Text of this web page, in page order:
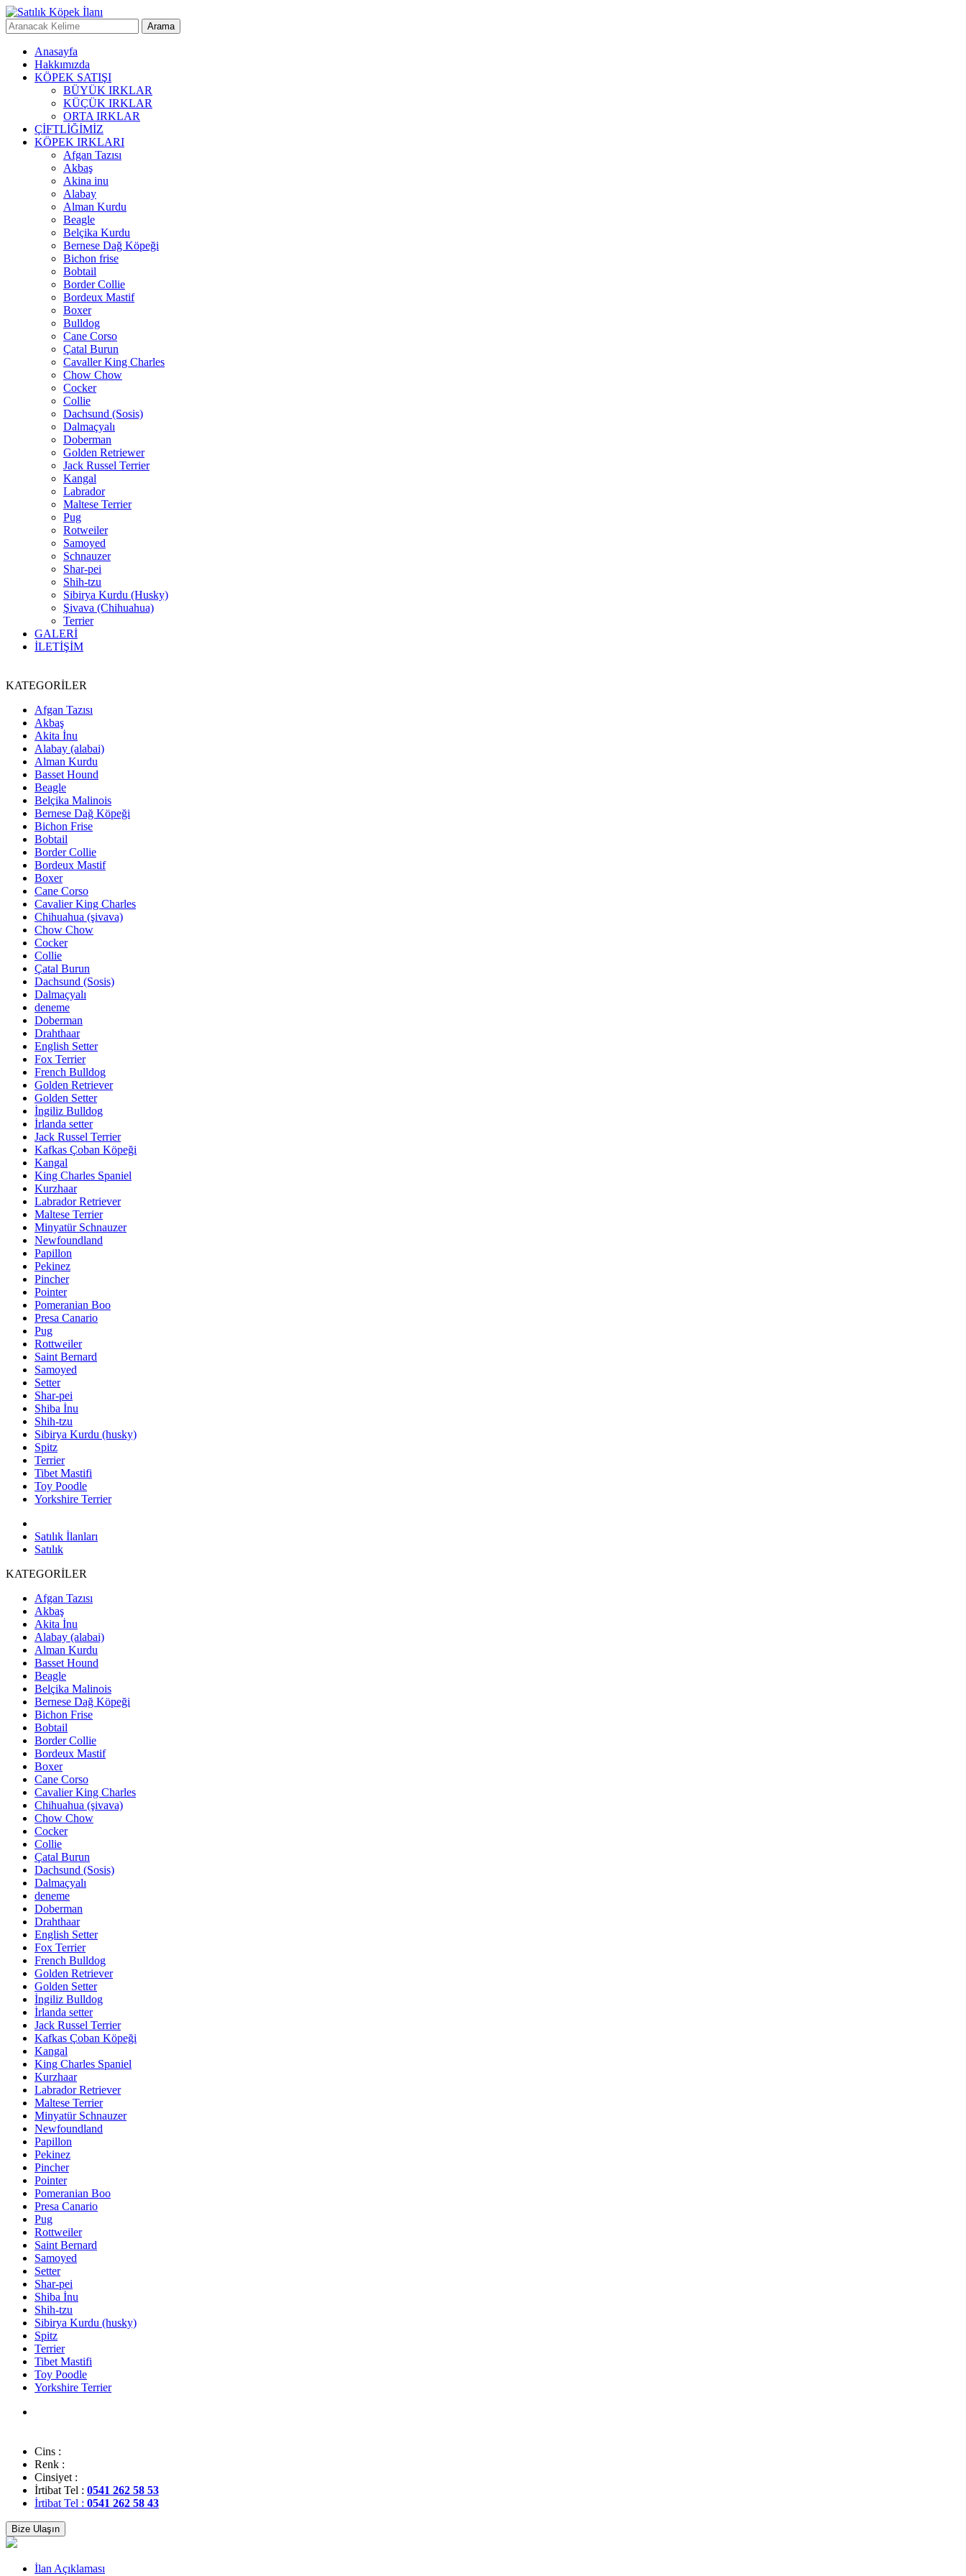
Anasayfa
Hakkımızda
KÖPEK SATIŞI
BÜYÜK IRKLAR
KÜÇÜK IRKLAR
ORTA IRKLAR
ÇİFTLİĞİMİZ
KÖPEK IRKLARI
Afgan Tazısı
Akbaş
Akina inu
Alabay
Alman Kurdu
Beagle
Belçika Kurdu
Bernese Dağ Köpeği
Bichon frise
Bobtail
Border Collie
Bordeux Mastif
Boxer
Bulldog
Cane Corso
Çatal Burun
Cavaller King Charles
Chow Chow
Cocker
Collie
Dachsund (Sosis)
Dalmaçyalı
Doberman
Golden Retriewer
Jack Russel Terrier
Kangal
Labrador
Maltese Terrier
Pug
Rotweiler
Samoyed
Schnauzer
Shar-pei
Shih-tzu
Sibirya Kurdu (Husky)
Şivava (Chihuahua)
Terrier
GALERİ
İLETİŞİM
KATEGORİLER
Afgan Tazısı
Akbaş
Akita İnu
Alabay (alabai)
Alman Kurdu
Basset Hound
Beagle
Belçika Malinois
Bernese Dağ Köpeği
Bichon Frise
Bobtail
Border Collie
Bordeux Mastif
Boxer
Cane Corso
Cavalier King Charles
Chihuahua (şivava)
Chow Chow
Cocker
Collie
Çatal Burun
Dachsund (Sosis)
Dalmaçyalı
deneme
Doberman
Drahthaar
English Setter
Fox Terrier
French Bulldog
Golden Retriever
Golden Setter
İngiliz Bulldog
İrlanda setter
Jack Russel Terrier
Kafkas Çoban Köpeği
Kangal
King Charles Spaniel
Kurzhaar
Labrador Retriever
Maltese Terrier
Minyatür Schnauzer
Newfoundland
Papillon
Pekinez
Pincher
Pointer
Pomeranian Boo
Presa Canario
Pug
Rottweiler
Saint Bernard
Samoyed
Setter
Shar-pei
Shiba İnu
Shih-tzu
Sibirya Kurdu (husky)
Spitz
Terrier
Tibet Mastifi
Toy Poodle
Yorkshire Terrier
Satılık İlanları
Satılık
KATEGORİLER
Afgan Tazısı
Akbaş
Akita İnu
Alabay (alabai)
Alman Kurdu
Basset Hound
Beagle
Belçika Malinois
Bernese Dağ Köpeği
Bichon Frise
Bobtail
Border Collie
Bordeux Mastif
Boxer
Cane Corso
Cavalier King Charles
Chihuahua (şivava)
Chow Chow
Cocker
Collie
Çatal Burun
Dachsund (Sosis)
Dalmaçyalı
deneme
Doberman
Drahthaar
English Setter
Fox Terrier
French Bulldog
Golden Retriever
Golden Setter
İngiliz Bulldog
İrlanda setter
Jack Russel Terrier
Kafkas Çoban Köpeği
Kangal
King Charles Spaniel
Kurzhaar
Labrador Retriever
Maltese Terrier
Minyatür Schnauzer
Newfoundland
Papillon
Pekinez
Pincher
Pointer
Pomeranian Boo
Presa Canario
Pug
Rottweiler
Saint Bernard
Samoyed
Setter
Shar-pei
Shiba İnu
Shih-tzu
Sibirya Kurdu (husky)
Spitz
Terrier
Tibet Mastifi
Toy Poodle
Yorkshire Terrier
Cins :
Renk :
Cinsiyet :
İrtibat Tel : 0541 262 58 53
İrtibat Tel : 0541 262 58 43
Bize Ulaşın
İlan Açıklaması